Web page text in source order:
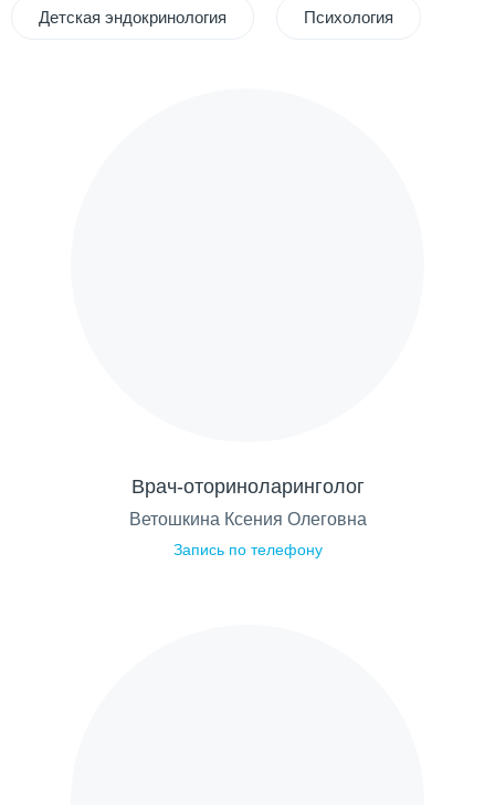
Детская эндокринология Психология
Врач-оториноларинголог
Ветошкина Ксения Олеговна
Запись по телефону